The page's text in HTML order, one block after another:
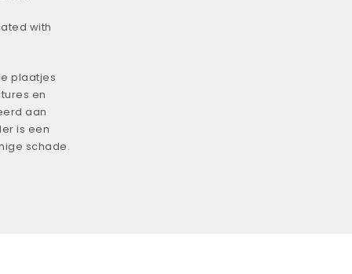
with
plaatjes
en
aan
is een
schade.